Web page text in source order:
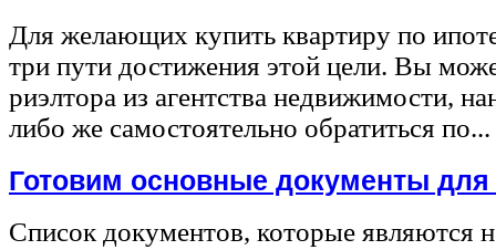
Для желающих купить квартиру по
три пути достижения этой цели. Вы
риэлтора из агентства недвижимости,
либо же самостоятельно обратиться по...
Готовим основные документы
Список документов, которые являются